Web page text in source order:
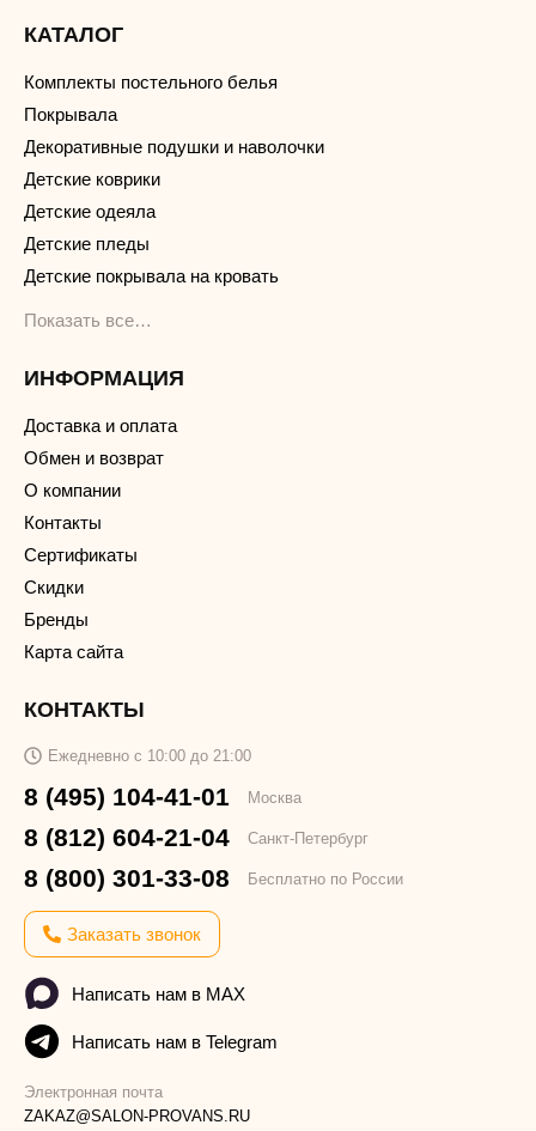
КАТАЛОГ
Комплекты постельного белья
Покрывала
Декоративные подушки и наволочки
Детские коврики
Детские одеяла
Детские пледы
Детские покрывала на кровать
Показать все…
ИНФОРМАЦИЯ
Доставка и оплата
Обмен и возврат
О компании
Контакты
Сертификаты
Скидки
Бренды
Карта сайта
КОНТАКТЫ
Ежедневно с 10:00 до 21:00
8 (495) 104-41-01 Москва
8 (812) 604-21-04 Санкт-Петербург
8 (800) 301-33-08 Бесплатно по России
Заказать звонок
Написать нам в MAX
Написать нам в Telegram
Электронная почта
ZAKAZ@SALON-PROVANS.RU